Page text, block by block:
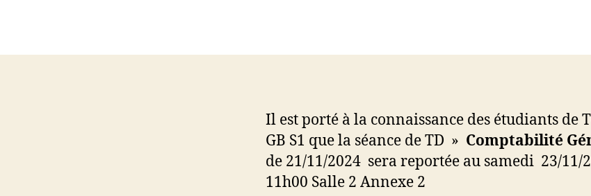
Il est porté à la connaissance des étudiants de
GB S1 que la séance de TD » Comptabilité
de 21/11/2024 sera reportée au samedi 23/11/
11h00 Salle 2 Annexe 2